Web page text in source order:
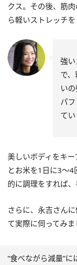
クス。その後、筋
ら軽いストレッチを
強
で
い
パ
てい
美しいボディをキ
とお米を1日に3～
的に調理をすれば、
さらに、永吉さん
て実際に伺ってみま
“食べながら減量”